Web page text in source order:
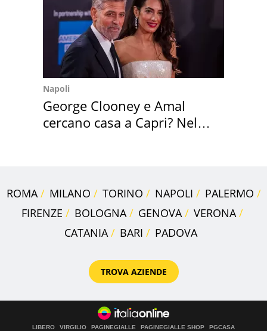
Napoli
George Clooney e Amal
cercano casa a Capri? Nel
ROMA MILANO TORINO NAPOLI
PALERMO
FIRENZE
BOLOGNA GENOVA
VERONA
CATANIA
BARI PADOVA
TROVA AZIENDE
LIBERO VIRGILIO PAGINEGIALLE PAGINEGIALLE SHOP
PGCASA